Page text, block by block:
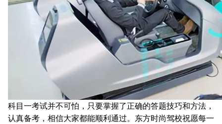
科目一考试并不可怕，只要掌握了正确的答题技巧和方法，
认真备考，相信大家都能顺利通过。东方时尚驾校祝愿每一